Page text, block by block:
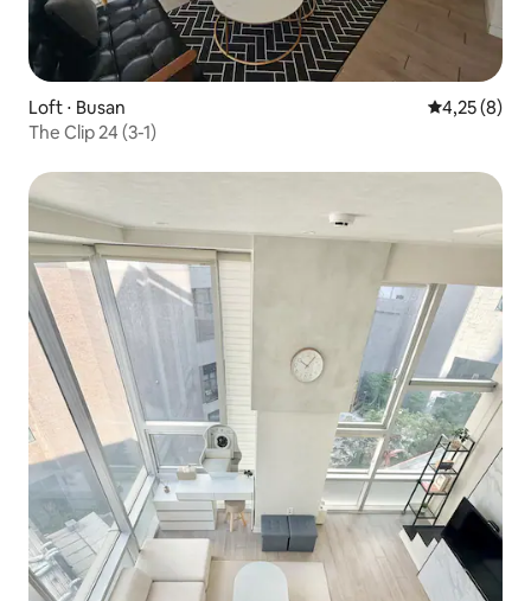
Loft ⋅ Busan 4,25 de
4,25 (8)
The Clip 24 (3-1)